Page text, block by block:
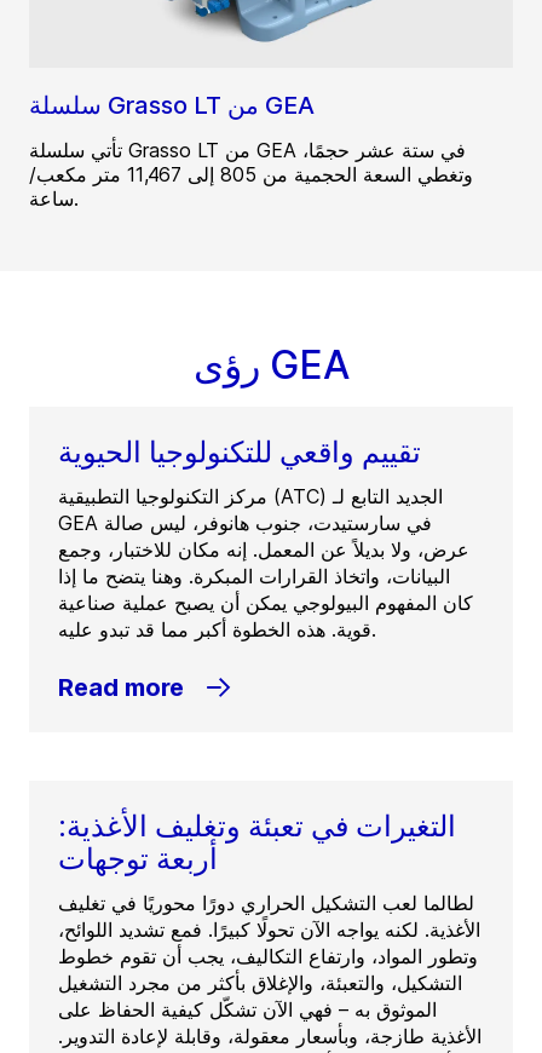
سلسلة Grasso LT من GEA
تأتي سلسلة Grasso LT من GEA في ستة عشر حجمًا،
وتغطي السعة الحجمية من 805 إلى 11,467 متر مكعب/
ساعة.
رؤى GEA
تقييم واقعي للتكنولوجيا الحيوية
مركز التكنولوجيا التطبيقية (ATC) الجديد التابع لـ
GEA في سارستيدت، جنوب هانوفر، ليس صالة
عرض، ولا بديلاً عن المعمل. إنه مكان للاختبار، وجمع
البيانات، واتخاذ القرارات المبكرة. وهنا يتضح ما إذا
كان المفهوم البيولوجي يمكن أن يصبح عملية صناعية
قوية. هذه الخطوة أكبر مما قد تبدو عليه.
Read more
التغيرات في تعبئة وتغليف الأغذية:
أربعة توجهات
لطالما لعب التشكيل الحراري دورًا محوريًا في تغليف
الأغذية. لكنه يواجه الآن تحولًا كبيرًا. فمع تشديد اللوائح،
وتطور المواد، وارتفاع التكاليف، يجب أن تقوم خطوط
التشكيل، والتعبئة، والإغلاق بأكثر من مجرد التشغيل
الموثوق به – فهي الآن تشكّل كيفية الحفاظ على
الأغذية طازجة، وبأسعار معقولة، وقابلة لإعادة التدوير.